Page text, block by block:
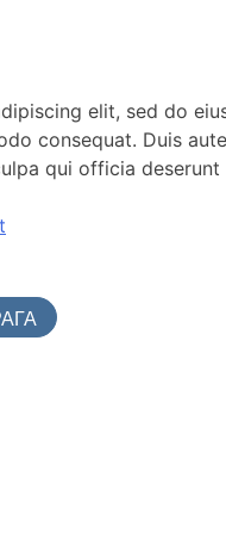
elit, sed do
consequat. Duis
qui officia